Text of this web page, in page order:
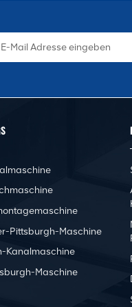
Pittsburgh-Maschine
Kanalmaschine
Maschine